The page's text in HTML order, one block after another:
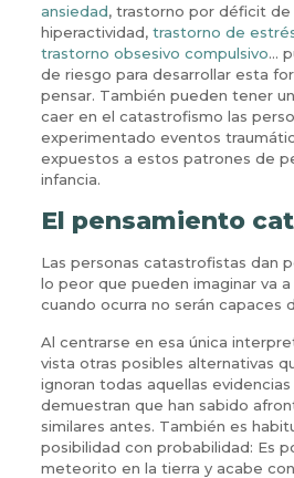
ansiedad, trastorno por déficit
hiperactividad, trastorno de
trastorno obsesivo compulsivo…
de riesgo para desarrollar esta
pensar. También pueden tener
caer en el catastrofismo las
experimentado eventos
expuestos a estos patrones de
infancia.
El pensamiento
Las personas catastrofistas dan
lo peor que pueden imaginar va
cuando ocurra no serán capaces
Al centrarse en esa única
vista otras posibles alternativas
ignoran todas aquellas
demuestran que han sabido
similares antes. También es
posibilidad con probabilidad: Es
meteorito en la tierra y acabe